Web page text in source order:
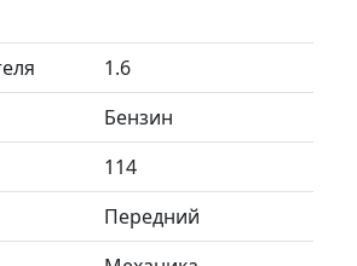
1.6
Бензин
114
Передний